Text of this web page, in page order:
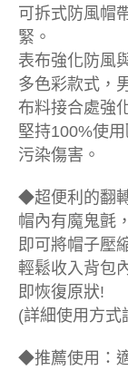
可拆式防風帽
緊。
表布強化防風
多色彩款式，
布料接合處強
堅持100%使
污染傷害。
◆超便利的翻
帽內有魔鬼氈
即可將帽子壓
輕鬆收入背包
即恢復原狀!
(詳細使用方式
◆推薦使用：